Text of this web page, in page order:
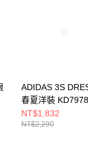
ADIDAS 3S
春夏洋裝 KD7978
NT$1,832
NT$2,290